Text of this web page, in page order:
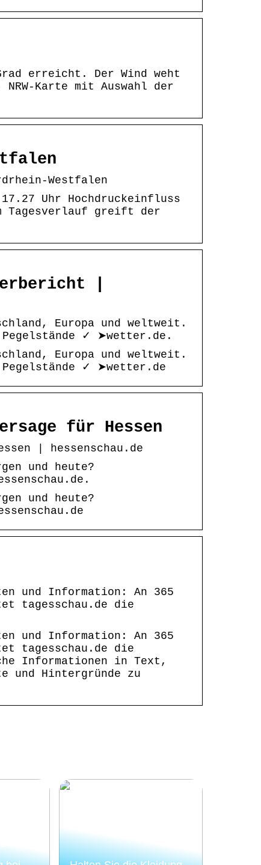
erreicht. Der Wind weht
Karte mit Auswahl der
Westfalen
Uhr Hochdruckeinfluss
Tagesverlauf greift der
|
Europa und weltweit.
✓ ➤wetter.de.
Europa und weltweit.
✓ ➤wetter.de
für Hessen
| hessenschau.de
und heute?
und heute?
und Information: An 365
tagesschau.de die
und Information: An 365
tagesschau.de die
Informationen in Text,
und Hintergründe zu
sich